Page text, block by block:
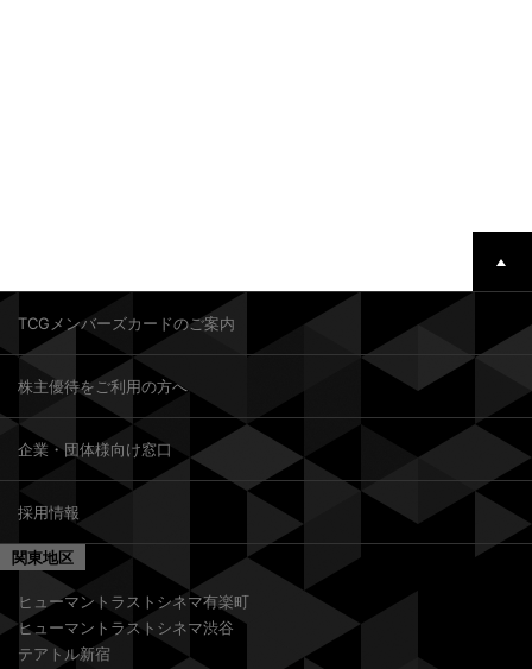
TCGメンバーズカードのご案内
株主優待をご利用の方へ
企業・団体様向け窓口
採用情報
関東地区
ヒューマントラストシネマ有楽町
ヒューマントラストシネマ渋谷
テアトル新宿